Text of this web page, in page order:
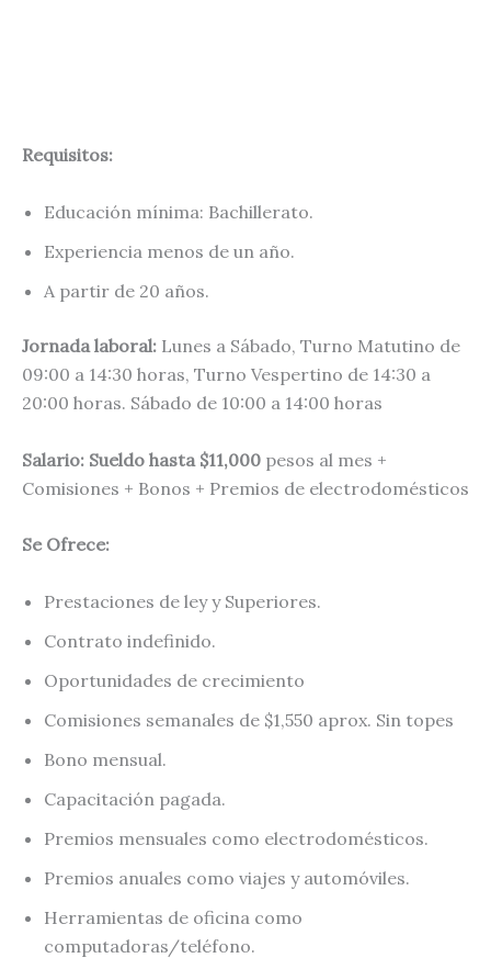
Requisitos:
Educación mínima: Bachillerato.
Experiencia menos de un año.
A partir de 20 años.
Jornada laboral: Lunes a Sábado, Turno Matutino de
09:00 a 14:30 horas, Turno Vespertino de 14:30 a
20:00 horas. Sábado de 10:00 a 14:00 horas
Salario: Sueldo hasta $11,000 pesos al mes +
Comisiones + Bonos + Premios de electrodomésticos
Se Ofrece:
Prestaciones de ley y Superiores.
Contrato indefinido.
Oportunidades de crecimiento
Comisiones semanales de $1,550 aprox. Sin topes
Bono mensual.
Capacitación pagada.
Premios mensuales como electrodomésticos.
Premios anuales como viajes y automóviles.
Herramientas de oficina como
computadoras/teléfono.